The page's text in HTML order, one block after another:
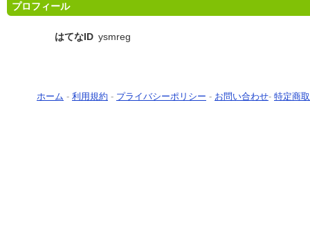
プロフィール
はてなID ysmreg
ホーム - 利用規約 - プライバシーポリシー - お問い合わせ- 特定商